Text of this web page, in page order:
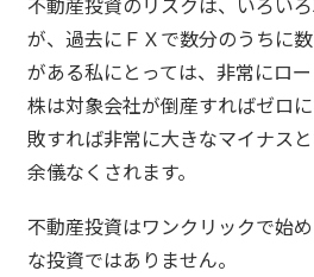
が、過去にＦＸで数分のうちに
がある私にとっては、非常にロ
株は対象会社が倒産すればゼロ
敗すれば非常に大きなマイナス
余儀なくされます。
不動産投資はワンクリックで始
な投資ではありません。